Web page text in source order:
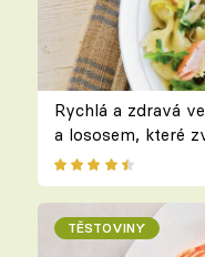
Rychlá a zdravá
a lososem, které
TĚSTOVINY